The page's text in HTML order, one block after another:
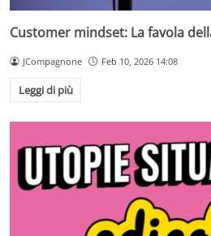
Customer mindset: La favola
JCompagnone Feb 10, 2026 14:08
Leggi di più